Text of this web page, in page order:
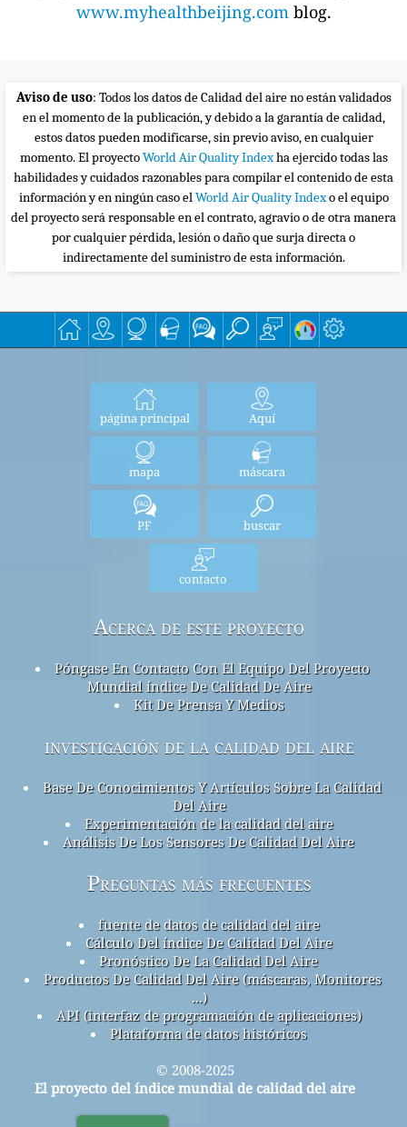
www.myhealthbeijing.com blog.
Aviso de uso: Todos los datos de Calidad del aire no están validados
en el momento de la publicación, y debido a la garantía de calidad,
estos datos pueden modificarse, sin previo aviso, en cualquier
momento. El proyectoWorld Air Quality Indexha ejercido todas las
habilidades y cuidados razonables para compilar el contenido de esta
información y en ningún caso elWorld Air Quality Indexo el equipo
del proyecto será responsable en el contrato, agravio o de otra manera
por cualquier pérdida, lesión o daño que surja directa o
indirectamente del suministro de esta información.
página principal Aquí
mapa máscara
PF buscar
contacto
Acerca de este proyecto
Póngase En Contacto Con El Equipo Del Proyecto
Mundial índice De Calidad De Aire
Kit De Prensa Y Medios
investigación de la calidad del aire
Base De Conocimientos Y Artículos Sobre La Calidad
Del Aire
Experimentación de la calidad del aire
Análisis De Los Sensores De Calidad Del Aire
Preguntas más frecuentes
fuente de datos de calidad del aire
Cálculo Del índice De Calidad Del Aire
Pronóstico De La Calidad Del Aire
Productos De Calidad Del Aire (máscaras, Monitores
...)
API (interfaz de programación de aplicaciones)
Plataforma de datos históricos
© 2008-2025
El proyecto del índice mundial de calidad del aire